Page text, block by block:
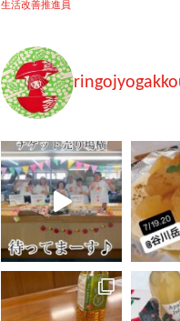
生活改善推進員